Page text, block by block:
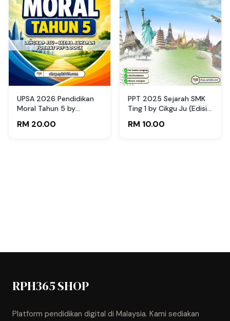
UPSA 2026 Pendidikan
Moral Tahun 5 by
RM 20.00
PPT 2025 Sejarah SMK
Ting 1 by Cikgu Ju (Edisi
RM 10.00
RPH365 SHOP
Platform pendidikan digital di Malaysia. Kami sediakan